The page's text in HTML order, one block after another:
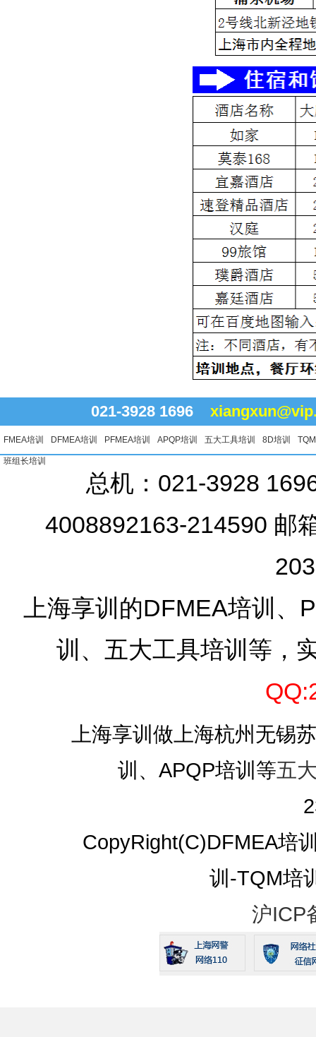
021-3928 1696
FMEA培训 DFMEA培训 PFMEA培训 APQP培训 五大工具培训 8D培训
班组长培训
总机：021-3928
4008892163-214590 邮
上海享训的DFMEA培训
训、五大工具培训等，
上海享训做上海杭州无锡
训、APQP培训等五
CopyRight(C)DFMEA培
训-TQM培
沪ICP